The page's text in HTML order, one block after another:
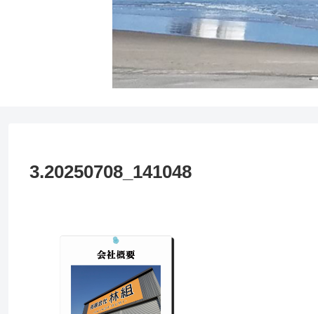
3.20250708_141048